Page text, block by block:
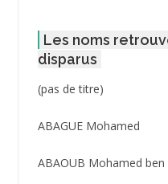
Les noms
disparus
(pas de titre)Post
3416
ABAGUE Mohamed
ABAOUB Mohamed ben